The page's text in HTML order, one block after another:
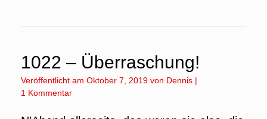
1022 – Überraschung!
Veröffentlicht am Oktober 7, 2019 von Dennis |
1 Kommentar